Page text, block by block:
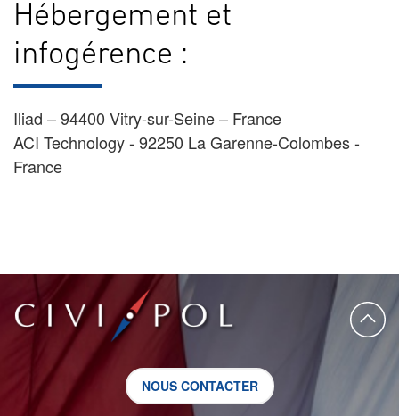
Hébergement et
infogérence :
Iliad – 94400 Vitry-sur-Seine – France
ACI Technology - 92250 La Garenne-Colombes -
France
NOUS CONTACTER